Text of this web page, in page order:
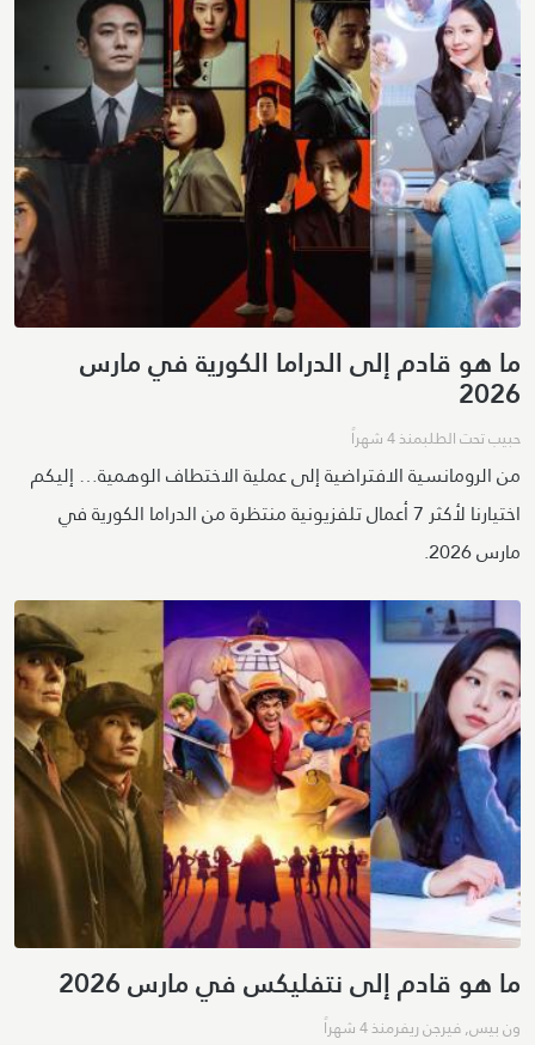
ما هو قادم إلى الدراما الكورية في مارس
2026
حبيب تحت الطلبمنذ 4 شهراً
من الرومانسية الافتراضية إلى عملية الاختطاف الوهمية… إليكم
اختيارنا لأكثر 7 أعمال تلفزيونية منتظرة من الدراما الكورية في
مارس 2026.
ما هو قادم إلى نتفليكس في مارس 2026
ون بيس,فيرجن ريفرمنذ 4 شهراً